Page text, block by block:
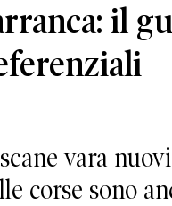
il
vara
corse sono